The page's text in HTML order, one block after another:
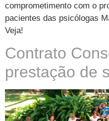
comprometimento com o
pacientes das psicólogas
Veja!
Contrato
prestação de